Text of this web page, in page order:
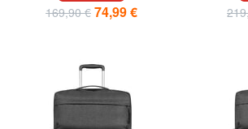
169,90 € 74,99 €